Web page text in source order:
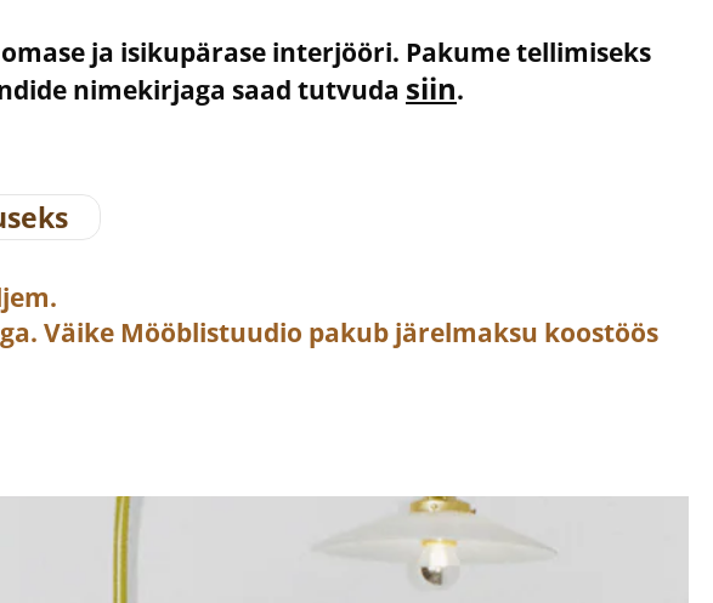
ja isikupärase interjööri. Pakume tellimiseks
nimekirjaga saad tutvuda siin.
. Väike Mööblistuudio pakub järelmaksu koostöös